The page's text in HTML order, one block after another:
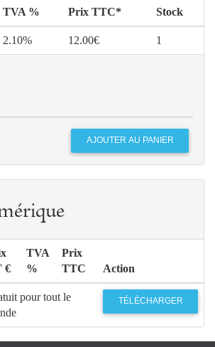
TVA % Prix TTC* Stock
2.10% 12.00€ 1
€
TVA
%
Prix
TTC
Action
pour tout le
TÉLÉCHARGER